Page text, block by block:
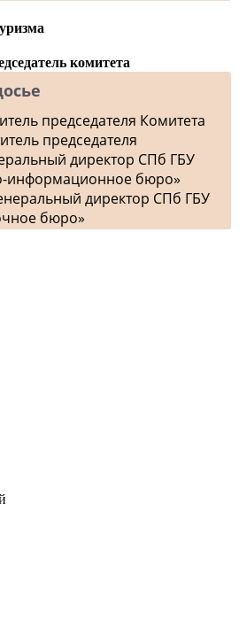
комитета
председателя Комитета
председателя
директор СПб ГБУ
информационное бюро»
директор СПб ГБУ
бюро»